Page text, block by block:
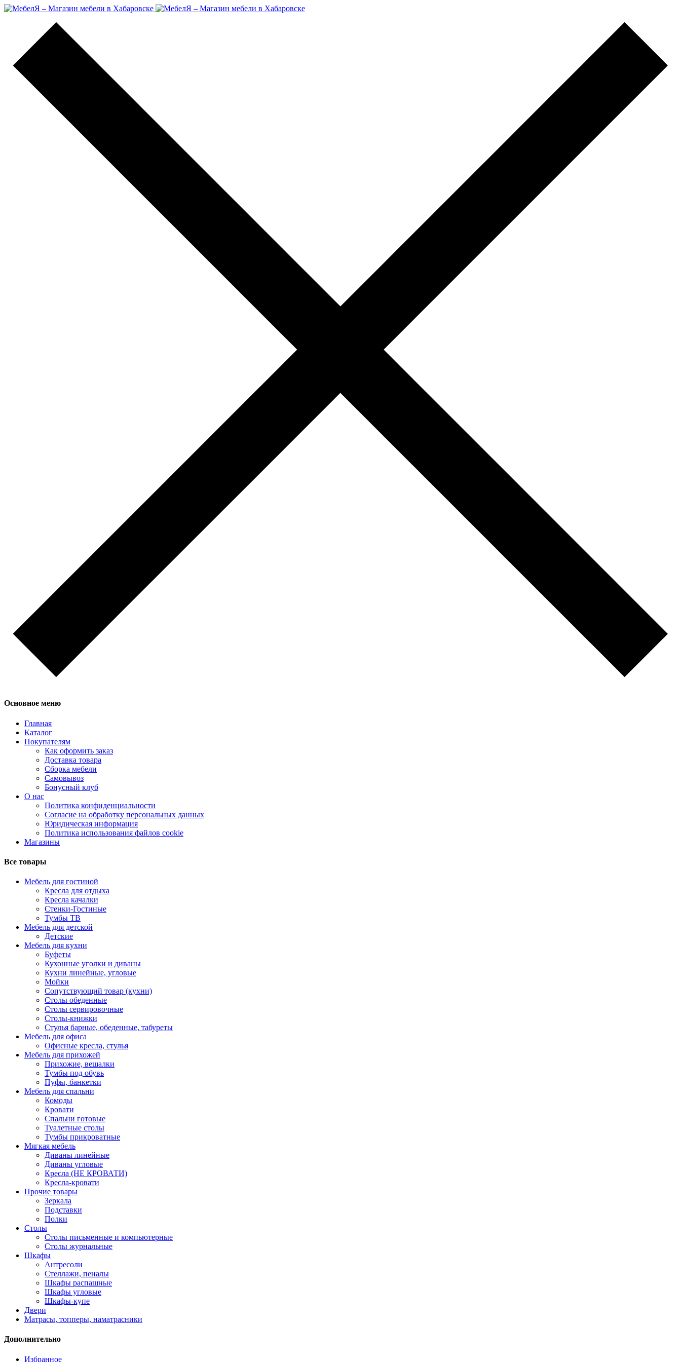
Основное меню
Главная
Каталог
Покупателям
Как оформить заказ
Доставка товара
Сборка мебели
Самовывоз
Бонусный клуб
О нас
Политика конфиденциальности
Согласие на обработку персональных данных
Юридическая информация
Политика использования файлов cookie
Магазины
Все товары
Мебель для гостиной
Кресла для отдыха
Кресла качалки
Стенки-Гостиные
Тумбы ТВ
Мебель для детской
Детские
Мебель для кухни
Буфеты
Кухонные уголки и диваны
Кухни линейные, угловые
Мойки
Сопутствующий товар (кухни)
Столы обеденные
Столы сервировочные
Столы-книжки
Стулья барные, обеденные, табуреты
Мебель для офиса
Офисные кресла, стулья
Мебель для прихожей
Прихожие, вешалки
Тумбы под обувь
Пуфы, банкетки
Мебель для спальни
Комоды
Кровати
Спальни готовые
Туалетные столы
Тумбы прикроватные
Мягкая мебель
Диваны линейные
Диваны угловые
Кресла (НЕ КРОВАТИ)
Кресла-кровати
Прочие товары
Зеркала
Подставки
Полки
Столы
Столы письменные и компьютерные
Столы журнальные
Шкафы
Антресоли
Стеллажи, пеналы
Шкафы распашные
Шкафы угловые
Шкафы-купе
Двери
Матрасы, топперы, наматрасники
Дополнительно
Избранное